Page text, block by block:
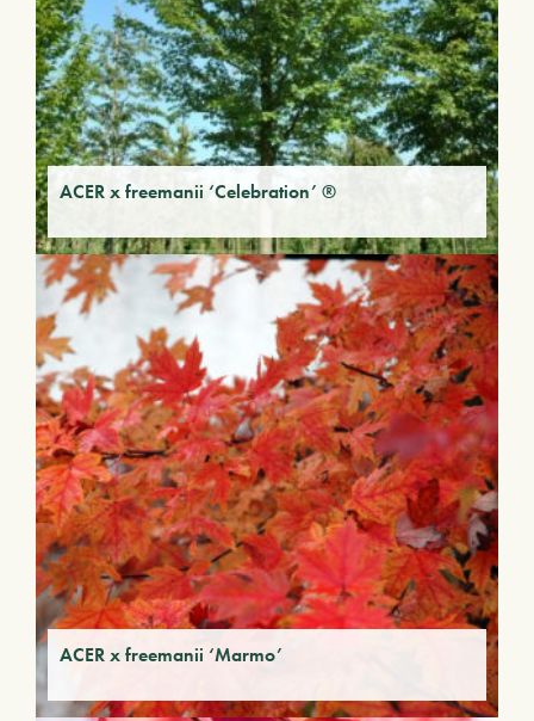
ACER x freemanii ‘Celebration’ ®
ACER x freemanii ‘Marmo’